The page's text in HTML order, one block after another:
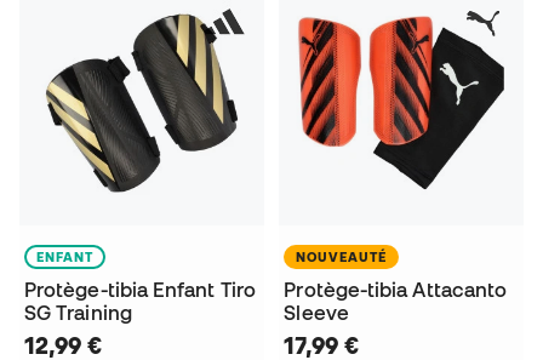
ENFANT
Protège-tibia Enfant Tiro
SG Training
12,99 €
NOUVEAUTÉ
Protège-tibia Attacanto
Sleeve
17,99 €